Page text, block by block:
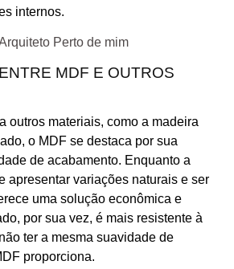
internos.
Perto de mim
MDF E OUTROS
outros materiais, como a madeira
o MDF se destaca por sua
de acabamento. Enquanto a
apresentar variações naturais e ser
uma solução econômica e
por sua vez, é mais resistente à
ter a mesma suavidade de
proporciona.